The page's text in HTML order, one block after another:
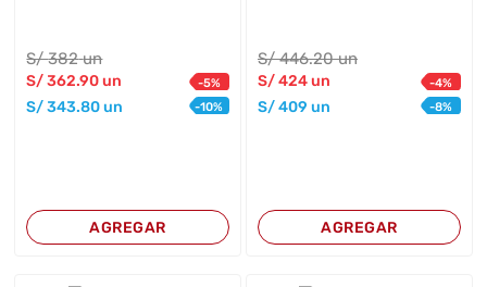
S/382 un
S/362.90 un -5%
S/343.80 un -10%
AGREGAR
S/446.20 un
S/424un -4%
S/409 un -8%
AGREGAR